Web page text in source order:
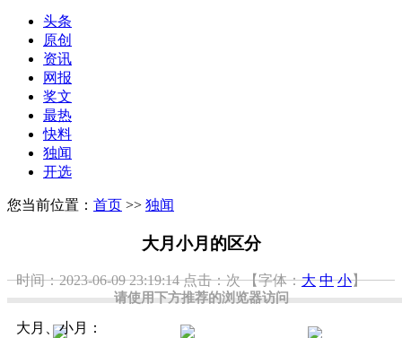
请使用下方推荐的浏览器访问
头条
原创
资讯
网报
奖文
最热
快料
独闻
开选
您当前位置： 首页 >> 独闻
大月小月的区分
时间：2023-06-09 23:19:14点击：次 【字体：大 中 小】
大月、小月：